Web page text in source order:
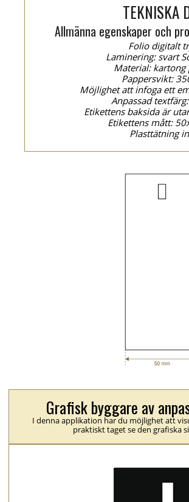
TEKNISKA
Allmänna egenskaper och
Folio digitalt
Laminering: svart
Material: kartong
Pappersvikt:
Möjlighet att infoga ett
Anpassad
Etikettens baksida är
Etikettens mått:
Plasttätning
Grafisk byggare av
I denna applikation har du möjlighet att
praktiskt taget se den grafiska